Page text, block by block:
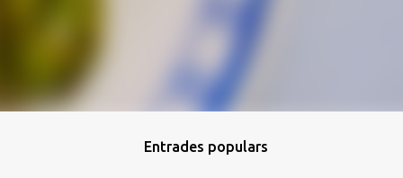
Entrades populars